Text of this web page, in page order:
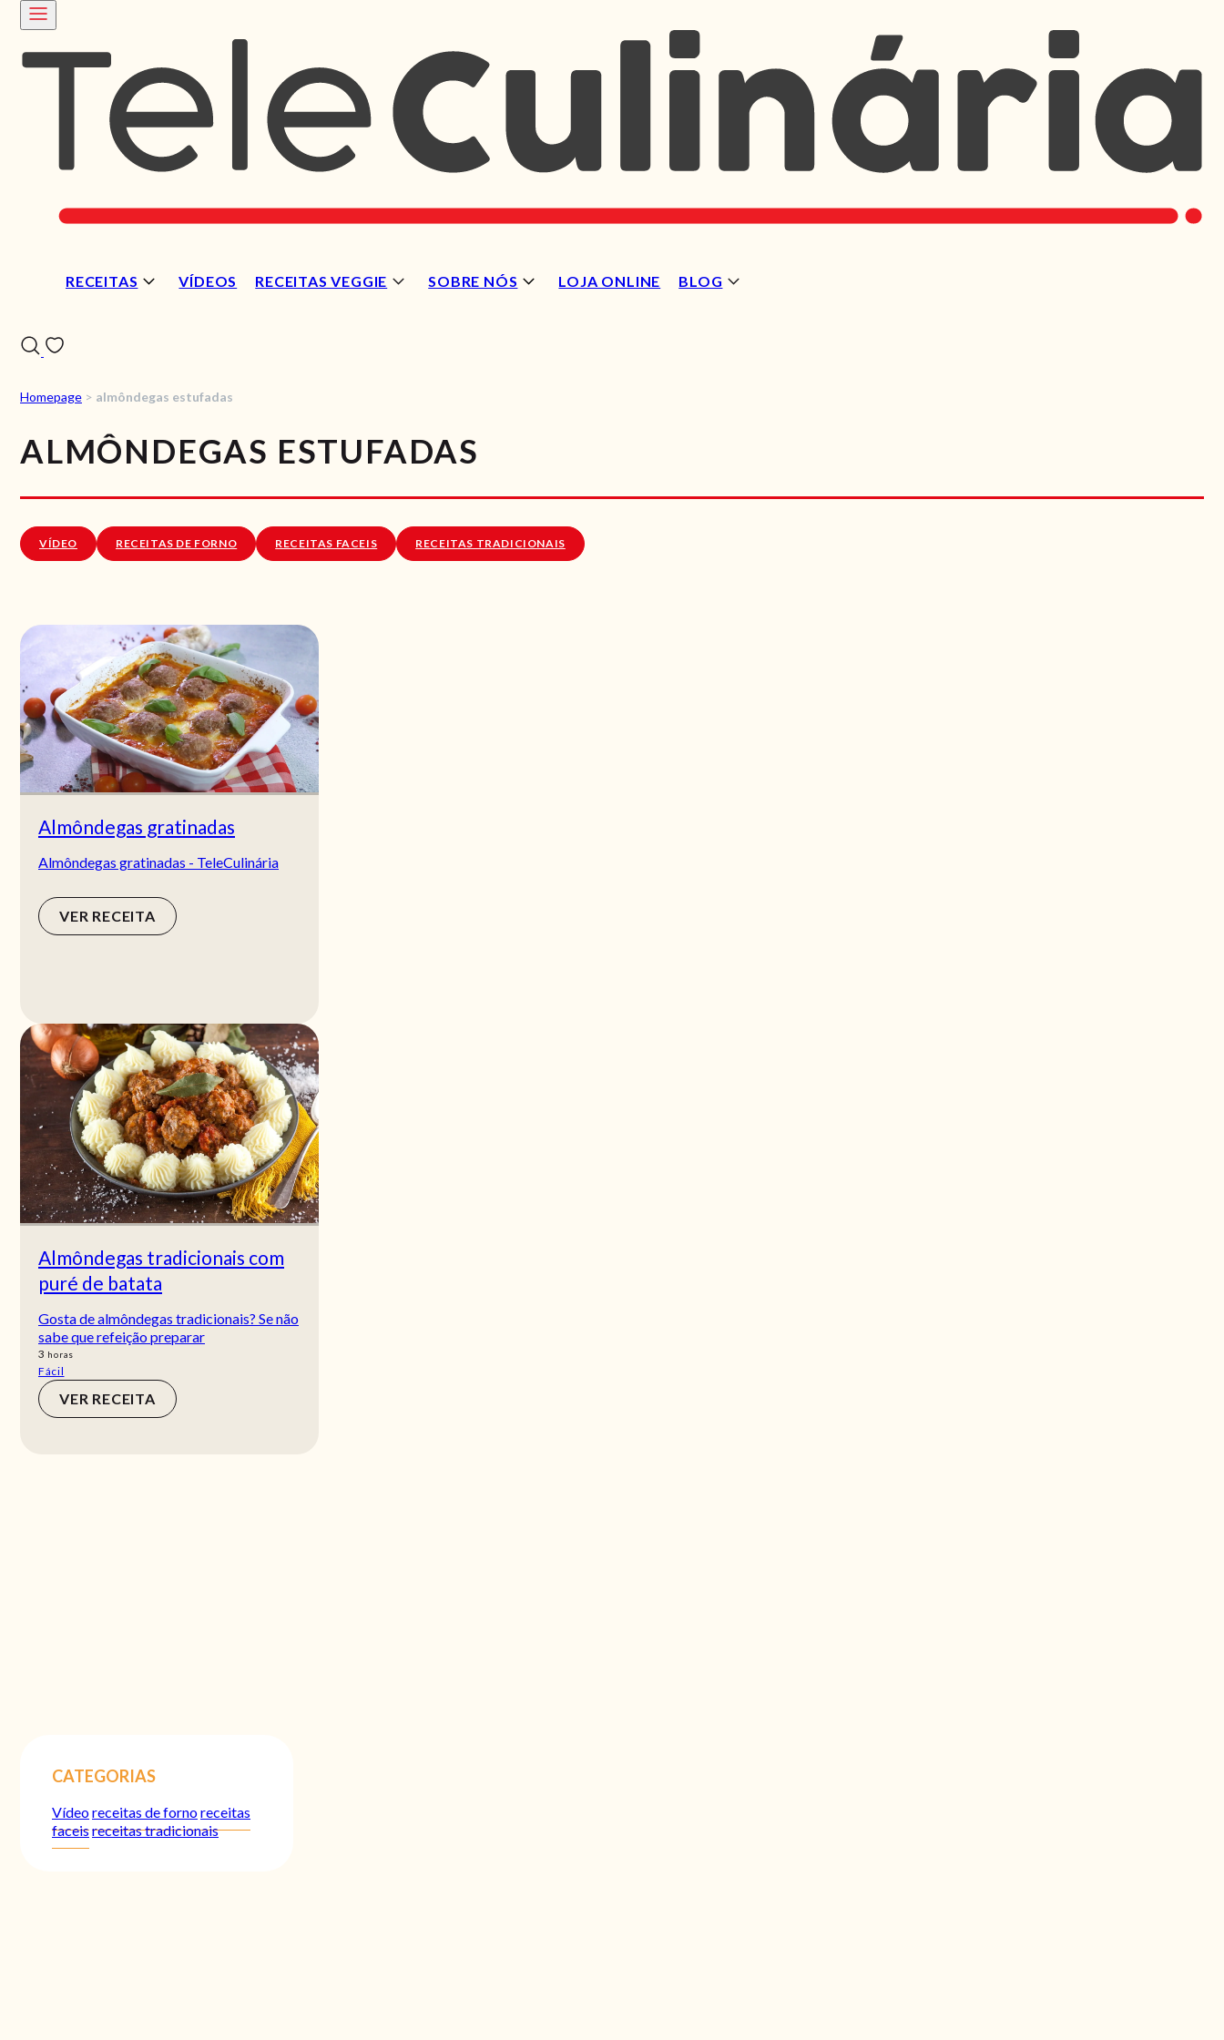
RECEITAS VÍDEOS RECEITAS VEGGIE SOBRE NÓS LOJA ONLINE BLOG
Homepage > almôndegas estufadas
ALMÔNDEGAS ESTUFADAS
VÍDEO RECEITAS DE FORNO RECEITAS FACEIS RECEITAS TRADICIONAIS
Almôndegas gratinadas
Almôndegas gratinadas - TeleCulinária
VER RECEITA
Almôndegas tradicionais com
puré de batata
Gosta de almôndegas tradicionais? Se não
sabe que refeição preparar
3 horas
horas
Fácil
VER RECEITA
CATEGORIAS
Vídeoreceitas de fornoreceitas
faceisreceitas tradicionais